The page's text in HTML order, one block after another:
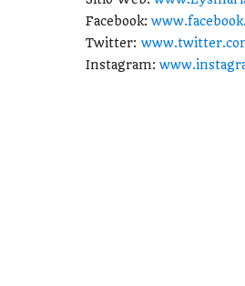
Facebook:
Twitter:
Instagram: